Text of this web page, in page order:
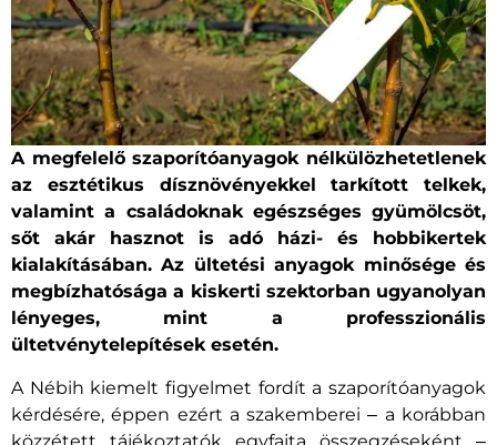
A megfelelő szaporítóanyagok nélkülözhetetlenek
az esztétikus dísznövényekkel tarkított telkek,
valamint a családoknak egészséges gyümölcsöt,
sőt akár hasznot is adó házi- és hobbikertek
kialakításában. Az ültetési anyagok minősége és
megbízhatósága a kiskerti szektorban ugyanolyan
lényeges, mint a professzionális
ültetvénytelepítések esetén.
A Nébih kiemelt figyelmet fordít a szaporítóanyagok
kérdésére, éppen ezért a szakemberei ‒ a korábban